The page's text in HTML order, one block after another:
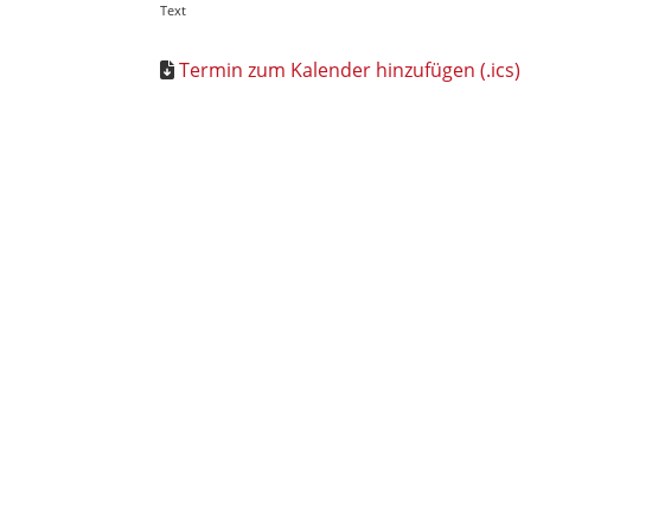
Text
Termin zum Kalender hinzufügen (.ics)